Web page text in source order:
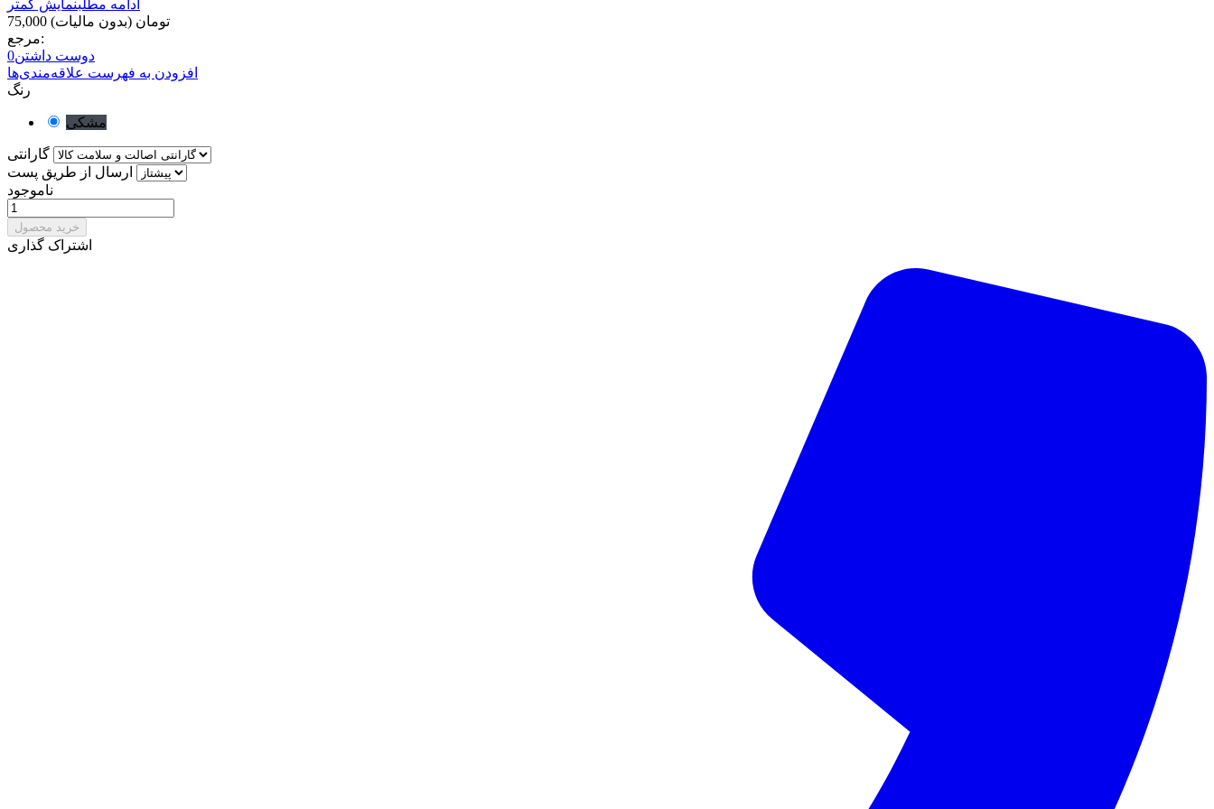
ادامه مطلبنمایش کمتر
75,000 تومان (بدون مالیات)
مرجع:
دوست داشتن0
افزودن به فهرست علاقه‌مندی‌ها
رنگ
مشکی
گارانتی
ارسال از طریق پست
ناموجود
خرید محصول
اشتراک گذاری